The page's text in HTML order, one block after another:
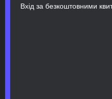
Вхід за безкоштовними